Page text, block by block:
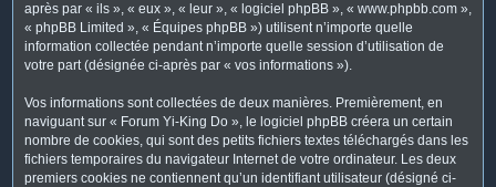
après par « ils », « eux », « leur », « logiciel phpBB », « www.phpbb.com »,
« phpBB Limited », « Équipes phpBB ») utilisent n’importe quelle
information collectée pendant n’importe quelle session d’utilisation de
votre part (désignée ci-après par « vos informations »).
Vos informations sont collectées de deux manières. Premièrement, en
naviguant sur « Forum Yi-King Do », le logiciel phpBB créera un certain
nombre de cookies, qui sont des petits fichiers textes téléchargés dans les
fichiers temporaires du navigateur Internet de votre ordinateur. Les deux
premiers cookies ne contiennent qu’un identifiant utilisateur (désigné ci-